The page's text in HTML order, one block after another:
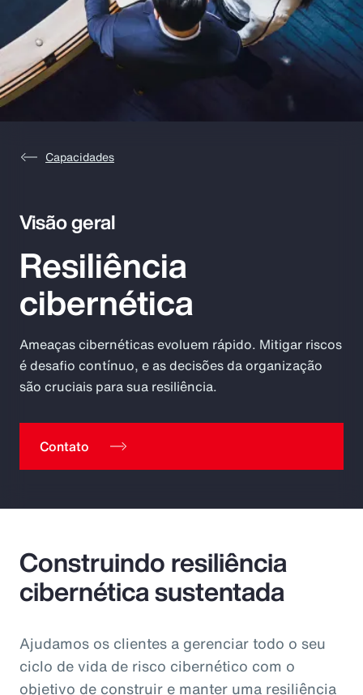
Capacidades
Visão geral
Resiliência
cibernética
Ameaças cibernéticas evoluem rápido. Mitigar riscos
é desafio contínuo, e as decisões da organização
são cruciais para sua resiliência.
Contato
Construindo resiliência
cibernética sustentada
Ajudamos os clientes a gerenciar todo o seu
ciclo de vida de risco cibernético com o
objetivo de construir e manter uma resiliência